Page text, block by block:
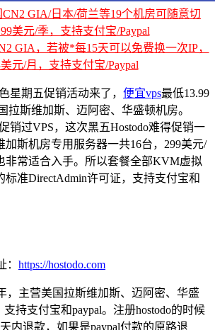
GIA/日本/荷兰等19个机房可随意切
美元/季，支持支付宝/Paypal
GIA，若被*每15天可以免费换一次IP，
美元/月，支持支付宝/Paypal
星期五促销活动来了， 便宜vps最低13.99
拉斯维加斯、迈阿密、华盛顿机房。
销过VPS，这次黑五Hostodo难得促销一
加斯机房专用服务器一共16台，299美元/
非常适合入手。所以套餐全部KVM虚拟
准DirectAdmin许可证，支持支付宝和
： https://hostodo.com
，主营美国拉斯维加斯、迈阿密、华盛
持支付宝和paypal。注册hostodo的时候
内退款，如果是paypal付款的原路退